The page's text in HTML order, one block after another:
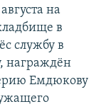
на
в
службу в
награждён
Емдюкову